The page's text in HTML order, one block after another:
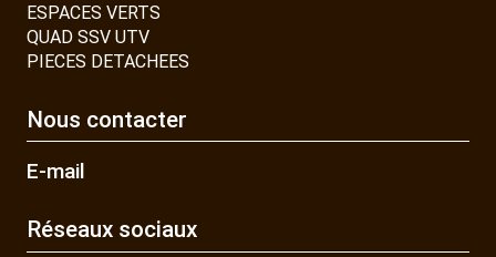
ESPACES VERTS
QUAD SSV UTV
PIECES DETACHEES
Nous contacter
E-mail
Réseaux sociaux